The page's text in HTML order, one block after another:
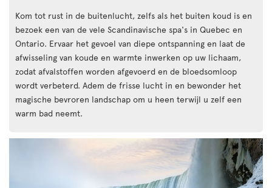
Kom tot rust in de buitenlucht, zelfs als het buiten koud is en
bezoek een van de vele Scandinavische spa's in Quebec en
Ontario. Ervaar het gevoel van diepe ontspanning en laat de
afwisseling van koude en warmte inwerken op uw lichaam,
zodat afvalstoffen worden afgevoerd en de bloedsomloop
wordt verbeterd. Adem de frisse lucht in en bewonder het
magische bevroren landschap om u heen terwijl u zelf een
warm bad neemt.